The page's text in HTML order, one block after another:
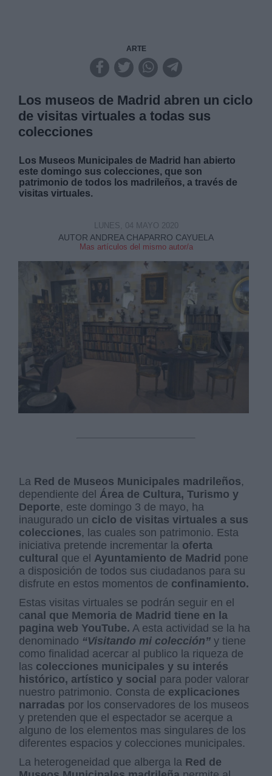
ARTE
Los museos de Madrid abren un ciclo
de visitas virtuales a todas sus
colecciones
Los Museos Municipales de Madrid han abierto
este domingo sus colecciones, que son
patrimonio de todos los madrileños, a través de
visitas virtuales.
AUTOR ANDREA CHAPARRO CAYUELA
Mas artículos del mismo autor/a
LUNES, 04 MAYO 2020
La Red de Museos Municipales madrileños,
dependiente del Área de Cultura, Turismo y
Deporte, este domingo 3 de mayo, ha
inaugurado un ciclo de visitas virtuales a sus
colecciones, las cuales son patrimonio. Esta
iniciativa pretende incrementar la oferta
cultural que el Ayuntamiento de Madrid pone
a disposición de todos sus ciudadanos para su
disfrute en estos momentos de confinamiento.
Estas visitas virtuales se podrán seguir en el
canal que Memoria de Madrid tiene en la
pagina web YouTube. A esta actividad se la ha
denominado “Visitando mi colección” y tiene
como finalidad acercar al publico la riqueza de
las colecciones municipales y su interés
histórico, artístico y social para poder valorar
nuestro patrimonio. Consta de explicaciones
narradas por los conservadores de los museos
y pretenden que el espectador se acerque a
alguno de los elementos mas singulares de los
diferentes espacios y colecciones municipales.
La heterogeneidad que alberga la Red de